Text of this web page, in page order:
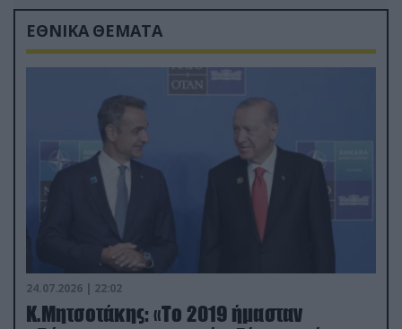
ΕΘΝΙΚΑ ΘΕΜΑΤΑ
24.07.2026 | 22:02
Κ.Μητσοτάκης: «Το 2019 ήμασταν